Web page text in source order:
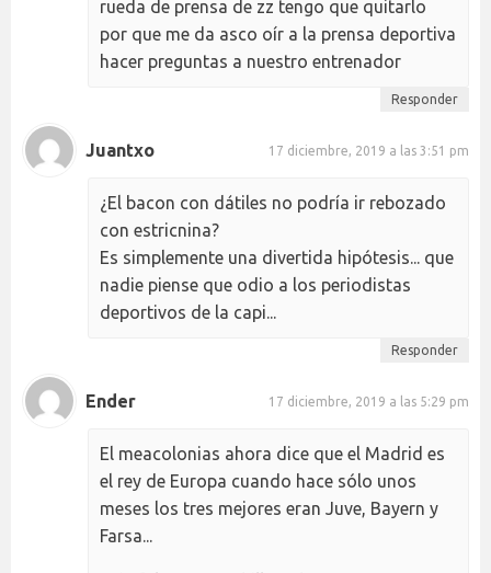
rueda de prensa de zz tengo que quitarlo
por que me da asco oír a la prensa deportiva
hacer preguntas a nuestro entrenador
Responder
Juantxo 17 diciembre, 2019 a las 3:51 pm
¿El bacon con dátiles no podría ir rebozado
con estricnina?
Es simplemente una divertida hipótesis... que
nadie piense que odio a los periodistas
deportivos de la capi...
Responder
Ender 17 diciembre, 2019 a las 5:29 pm
El meacolonias ahora dice que el Madrid es
el rey de Europa cuando hace sólo unos
meses los tres mejores eran Juve, Bayern y
Farsa...